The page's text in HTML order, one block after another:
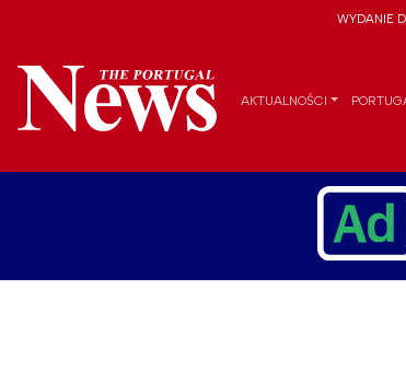
WYDANIE
AKTUALNOŚCI